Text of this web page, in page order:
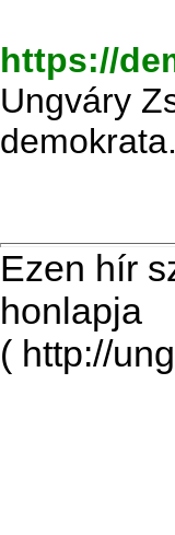
https://
Ungváry
Ezen hír
honlapja
( http://